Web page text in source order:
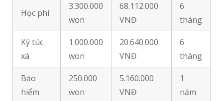
Học phí
3.300.000
won
68.112.000
VNĐ
6
tháng
Ký túc
xá
1.000.000
won
20.640.000
VNĐ
6
tháng
Bảo
hiểm
250.000
won
5.160.000
VNĐ
1
năm